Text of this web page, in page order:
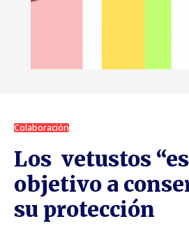
Colaboración
Los vetustos
objetivo a
su protección